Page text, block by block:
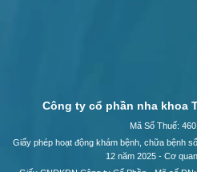
Công ty cổ phần nha khoa
Mã Số Thuế:
Giấy phép hoạt động khám bệnh, chữa bệnh
12 năm 2025 - Cơ